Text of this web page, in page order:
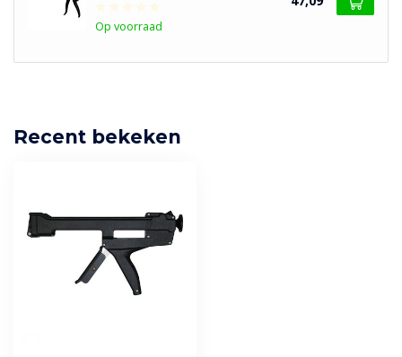
Op voorraad
Recent bekeken